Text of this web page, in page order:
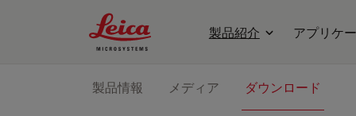
Leica Microsystems Logo
製品紹介 アプリケ
製品情報 メディア ダウンロード